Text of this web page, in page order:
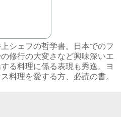
シェフの哲学書。日本でのフ
修行の大変さなど興味深いエ
る料理に係る表現も秀逸。ヨ
料理を愛する方、必読の書。